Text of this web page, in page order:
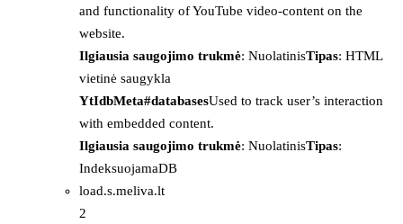
and functionality of YouTube video-content on the
website.
Ilgiausia saugojimo trukmė: NuolatinisTipas: HTML
vietinė saugykla
YtIdbMeta#databasesUsed to track user’s interaction
with embedded content.
Ilgiausia saugojimo trukmė: NuolatinisTipas:
IndeksuojamaDB
load.s.meliva.lt
2